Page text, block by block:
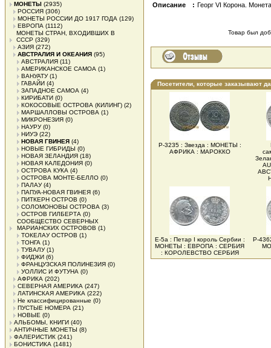
МОНЕТЫ (2935)
РОССИЯ (306)
МОНЕТЫ РОССИИ ДО 1917 ГОДА (129)
ЕВРОПА (1112)
МОНЕТЫ СТРАН, ВХОДИВШИХ В
СССР (329)
АЗИЯ (272)
АВСТРАЛИЯ И ОКЕАНИЯ (95)
АВСТРАЛИЯ (11)
АМЕРИКАНСКОЕ САМОА (1)
ВАНУАТУ(1)
ГАВАЙИ (4)
ЗАПАДНОЕ САМОА (4)
КИРИБАТИ (0)
КОКОСОВЫЕ ОСТРОВА (КИЛИНГ) (2)
МАРШАЛЛОВЫ ОСТРОВА (1)
МИКРОНЕЗИЯ (0)
НАУРУ(0)
НИУЭ (22)
НОВАЯ ГВИНЕЯ (4)
НОВЫЕ ГИБРИДЫ (0)
НОВАЯ ЗЕЛАНДИЯ (18)
НОВАЯ КАЛЕДОНИЯ (0)
ОСТРОВА КУКА (4)
ОСТРОВА МОНТЕ-БЕЛЛО (0)
ПАЛАУ(4)
ПАПУА-НОВАЯ ГВИНЕЯ (6)
ПИТКЕРН ОСТРОВ (0)
СОЛОМОНОВЫ ОСТРОВА (3)
ОСТРОВ ГИЛБЕРТА (0)
СООБЩЕСТВО СЕВЕРНЫХ
МАРИАНСКИХ ОСТРОВОВ (1)
ТОКЕЛАУ ОСТРОВ (1)
ТОНГА (1)
ТУВАЛУ(1)
ФИДЖИ (6)
ФРАНЦУЗСКАЯ ПОЛИНЕЗИЯ (0)
УОЛЛИС И ФУТУНА (0)
АФРИКА (202)
СЕВЕРНАЯ АМЕРИКА (247)
ЛАТИНСКАЯ АМЕРИКА (222)
Не классифицированные (0)
ПУСТЫЕ НОМЕРА (21)
НОВЫЕ (0)
АЛЬБОМЫ, КНИГИ (40)
АНТИЧНЫЕ МОНЕТЫ (8)
ФАЛЕРИСТИК (241)
БОНИСТИКА (1481)
Описание
: Георг VI Корона.
Товар был
Посетители, которые заказывают
Р-3235 : Звезда : МОНЕТЫ :
АФРИКА : МАРОККО
Е-5а : Петар I король Сербии :
МОНЕТЫ : ЕВРОПА : СЕРБИЯ
: КОРОЛЕВСТВО СЕРБИЯ
Р-